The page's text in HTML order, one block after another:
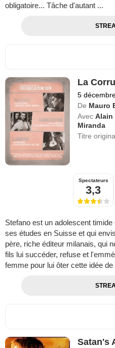
obligatoire... Tâche d'autant ...
La
5
De Mauro
Avec Alain
Miranda
Titre
Spectateurs
3,3
Stefano est un adolescent
ses études en Suisse et qui
père, riche éditeur milanais, qui
fils lui succéder, refuse et
femme pour lui ôter cette idée de
Satan's